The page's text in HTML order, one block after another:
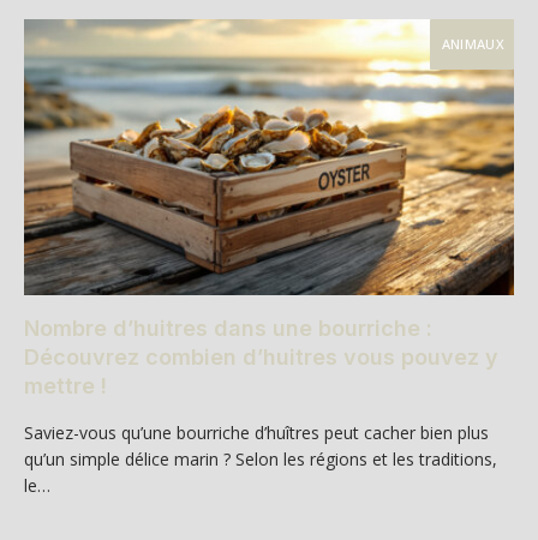
ANIMAUX
Nombre d’huitres dans une bourriche :
Découvrez combien d’huitres vous pouvez y
mettre !
Saviez-vous qu’une bourriche d’huîtres peut cacher bien plus
qu’un simple délice marin ? Selon les régions et les traditions,
le…